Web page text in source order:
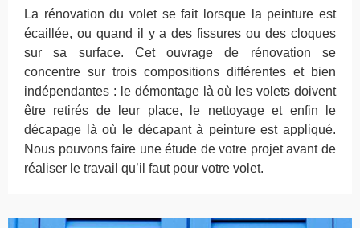
La rénovation du volet se fait lorsque la peinture est
écaillée, ou quand il y a des fissures ou des cloques
sur sa surface. Cet ouvrage de rénovation se
concentre sur trois compositions différentes et bien
indépendantes : le démontage là où les volets doivent
être retirés de leur place, le nettoyage et enfin le
décapage là où le décapant à peinture est appliqué.
Nous pouvons faire une étude de votre projet avant de
réaliser le travail qu’il faut pour votre volet.